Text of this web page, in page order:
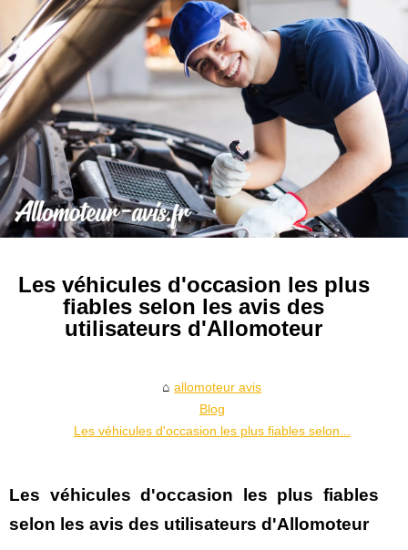
Les véhicules d'occasion les plus
fiables selon les avis des
utilisateurs d'Allomoteur
allomoteur avis
Blog
Les véhicules d'occasion les plus fiables selon...
Les véhicules d'occasion les plus fiables
selon les avis des utilisateurs d'Allomoteur